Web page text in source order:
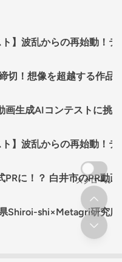
ト】波乱からの再始動！
切！想像を超越する作品
画生成AIコンテストに挑
ト】波乱からの再始動！
に！？ 白井市のPR動
Shiroi-shi×Metagri研究
スクロール